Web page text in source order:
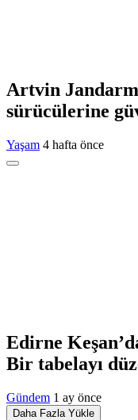
Artvin
sürücülerine
Yaşam 4 hafta önce
Edirne
Bir tabelayı
Gündem 1 ay önce
Daha Fazla Yükle